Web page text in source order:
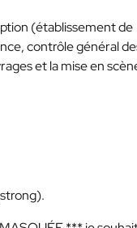
(établissement de
contrôle général
et la mise en